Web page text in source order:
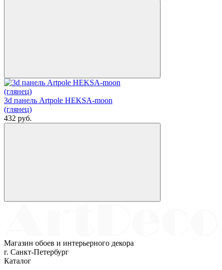
3d панель Artpole HEKSA-moon
(глянец)
432 руб.
Магазин обоев и интерьерного декора
г. Санкт-Петербург
Каталог